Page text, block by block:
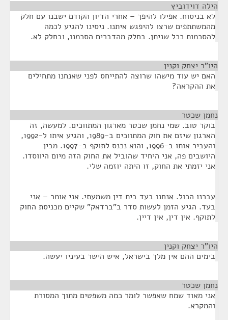
הילה דוידוביץ
לא בניסוח. אפילו להיפך – אחרי הדיון הקודם ישבנו עם חלק
מהמשתתפים שרצו להיפגש איתנו. ניסינו להגיע לכמה
להסכמות ככל שניתן. בחלק מהדברים הסכמנו, ובחלק לא.
היו"ר יצחק וקנין
האם יש עוד מישהו שרוצה להתייחס לפני שאנחנו מתחילים
את ההקראה?
נחמן שכטר
בוקר טוב. שמי נחמן שכטר מארגון המתווכים. למעשה, זה
הארגון שיזם את חוק המתווכים ב-1989, והגיע איתו ל-1992,
והעביר אותו ב-1996, והוא נכנס לתוקף ב-1997. מבין
היושבים פה, אני היחיד שהוביל את החוק הזה מיום היווסדו.
אני יזמתי את החוק, זו היתה יוזמה שלי.
עברנו הכול. אנחנו בעד בית דין משמעתי. אני אומר – אני
בעד. הגיע הזמן לעשות סדר ב"ברדאק" שקיים מכניסת החוק
לתוקף. אין דין, אין דיין.
היו"ר יצחק וקנין
בימים ההם אין מלך בישראל, איש הישר בעיניו יעשה.
נחמן שכטר
אני מאוד שמח שאפשר לומר כמה משפטים מתוך המסורת
והמקרא.